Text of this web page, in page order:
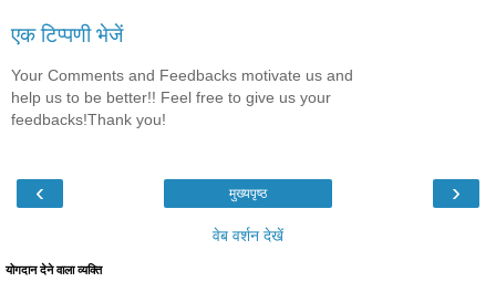
एक टिप्पणी भेजें
Your Comments and Feedbacks motivate us and
help us to be better!! Feel free to give us your
feedbacks!Thank you!
‹ ›
मुख्यपृष्ठ
वेब वर्शन देखें
योगदान देने वाला व्यक्ति